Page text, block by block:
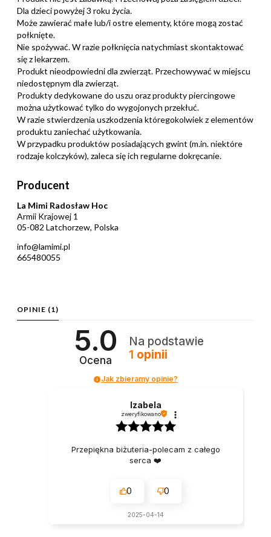
Dla dzieci powyżej 3 roku życia.
Może zawierać małe lub/i ostre elementy, które mogą zostać
połknięte.
Nie spożywać. W razie połknięcia natychmiast skontaktować
się z lekarzem.
Produkt nieodpowiedni dla zwierząt. Przechowywać w miejscu
niedostępnym dla zwierząt.
Produkty dedykowane do uszu oraz produkty piercingowe
można użytkować tylko do wygojonych przekłuć.
W razie stwierdzenia uszkodzenia któregokolwiek z elementów
produktu zaniechać użytkowania.
W przypadku produktów posiadających gwint (m.in. niektóre
rodzaje kolczyków), zaleca się ich regularne dokręcanie.
Producent
La Mimi Radosław Hoc
Armii Krajowej 1
05-082 Latchorzew, Polska
info@lamimi.pl
665480055
OPINIE (1)
5.0
Ocena
Na podstawie
1 opinii
Jak zbieramy opinie?
Izabela
zweryfikowano
Przepiękna biżuteria-polecam z całego
serca ❤️
0 0
2025-04-14